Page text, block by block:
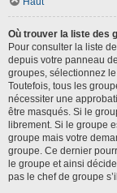
Où trouver la liste des
Pour consulter la liste
depuis votre panneau
groupes, sélectionnez
Toutefois, tous les
nécessiter une
être masqués. Si le
librement. Si le groupe
groupe mais votre
groupe. Ce dernier
le groupe et ainsi
pas le chef de groupe